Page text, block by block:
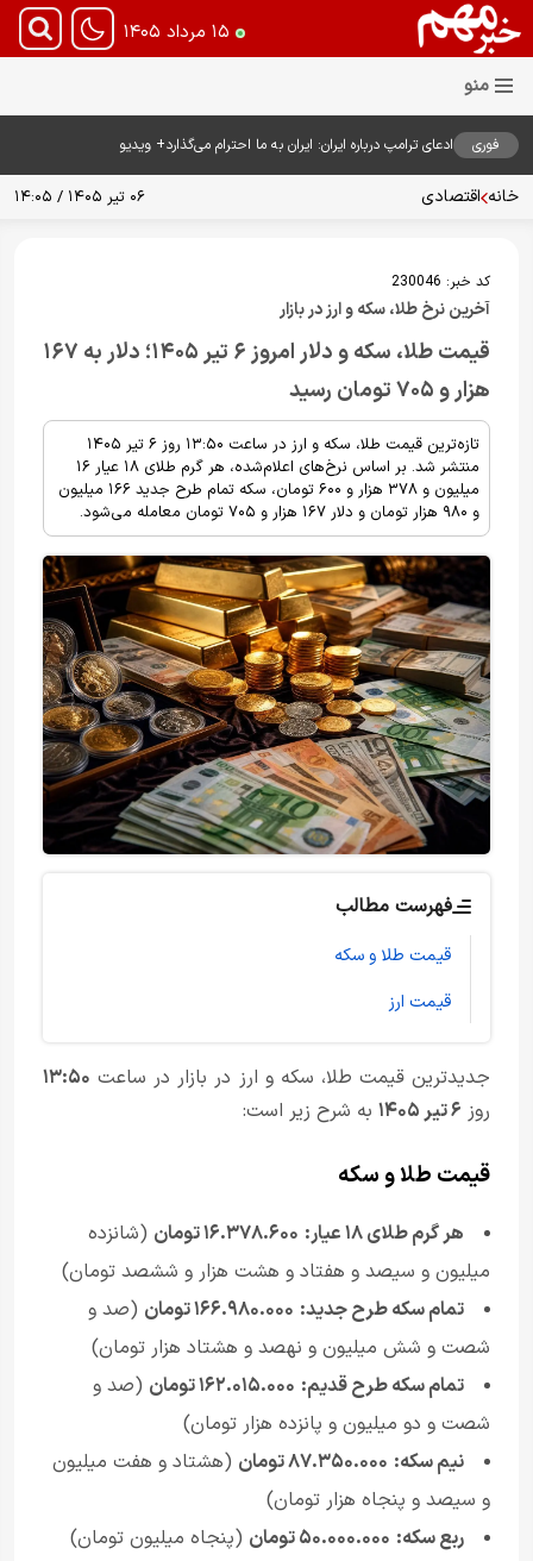
۱۵ مرداد ۱۴۰۵
فوری ادعای ترامپ درباره ایران: ایران به ما احترام می‌گذارد+ ویدیو
خانه اقتصادی ۰۶ تیر ۱۴۰۵ / ۱۴:۰۵
کد خبر: 230046
آخرین نرخ طلا، سکه و ارز در بازار
قیمت طلا، سکه و دلار امروز ۶ تیر ۱۴۰۵؛ دلار به ۱۶۷
هزار و ۷۰۵ تومان رسید
تازه‌ترین قیمت طلا، سکه و ارز در ساعت ۱۳:۵۰ روز ۶ تیر ۱۴۰۵
منتشر شد. بر اساس نرخ‌های اعلام‌شده، هر گرم طلای ۱۸ عیار ۱۶
میلیون و ۳۷۸ هزار و ۶۰۰ تومان، سکه تمام طرح جدید ۱۶۶ میلیون
و ۹۸۰ هزار تومان و دلار ۱۶۷ هزار و ۷۰۵ تومان معامله می‌شود.
فهرست مطالب
قیمت طلا و سکه
قیمت ارز
جدیدترین قیمت طلا، سکه و ارز در بازار در ساعت ۱۳:۵۰
روز ۶ تیر ۱۴۰۵ به شرح زیر است:
قیمت طلا و سکه
هر گرم طلای ۱۸ عیار: ۱۶.۳۷۸.۶۰۰ تومان
(شانزده
میلیون و سیصد و هفتاد و هشت هزار و ششصد تومان)
تمام سکه طرح جدید: ۱۶۶.۹۸۰.۰۰۰ تومان
(صد و
شصت و شش میلیون و نهصد و هشتاد هزار تومان)
تمام سکه طرح قدیم: ۱۶۲.۰۱۵.۰۰۰ تومان
(صد و
شصت و دو میلیون و پانزده هزار تومان)
نیم سکه: ۸۷.۳۵۰.۰۰۰ تومان
(هشتاد و هفت میلیون
و سیصد و پنجاه هزار تومان)
ربع سکه: ۵۰.۰۰۰.۰۰۰ تومان
(پنجاه میلیون تومان)